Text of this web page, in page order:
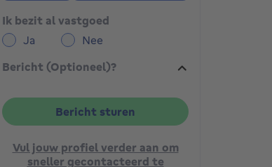
Ik bezit al vastgoed
Ja
Nee
Bericht (Optioneel)?
Bericht sturen
Vul jouw profiel verder aan om
sneller gecontacteerd te